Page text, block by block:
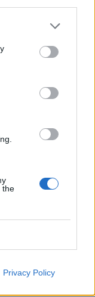
the
Privacy Policy
pluszos
is
egy hét
mint